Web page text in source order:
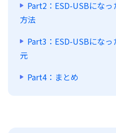
Part2：ESD-USBにな
方法
Part3：ESD-USBにな
元
Part4：まとめ